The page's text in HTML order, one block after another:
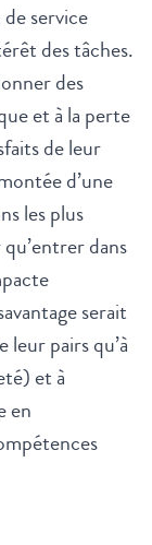
service
des tâches.
des
et à la perte
de leur
d’une
les plus
dans
serait
pairs qu’à
et à
en